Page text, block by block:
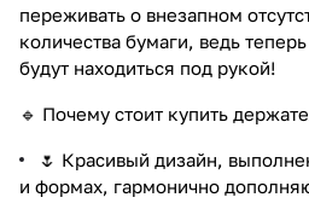
переживать о внезапном
количества бумаги, ведь
будут находиться под рукой!
🔹 Почему стоит купить
🌷 Красивый дизайн,
и формах, гармонично